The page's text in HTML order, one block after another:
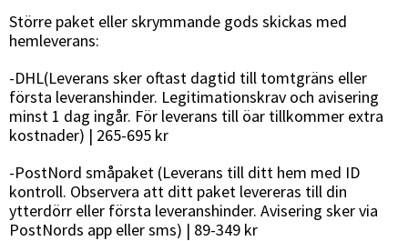
Större paket eller skrymmande gods skickas med
hemleverans:
-DHL(Leverans sker oftast dagtid till tomtgräns eller
första leveranshinder. Legitimationskrav och avisering
minst 1 dag ingår. För leverans till öar tillkommer extra
kostnader) | 265-695 kr
-PostNord småpaket (Leverans till ditt hem med ID
kontroll. Observera att ditt paket levereras till din
ytterdörr eller första leveranshinder. Avisering sker via
PostNords app eller sms) | 89-349 kr